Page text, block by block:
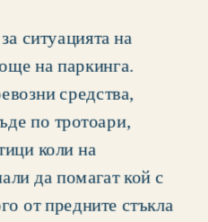
ситуацията на
на паркинга.
средства,
по тротоари,
коли на
да помагат кой с
от предните стъкла